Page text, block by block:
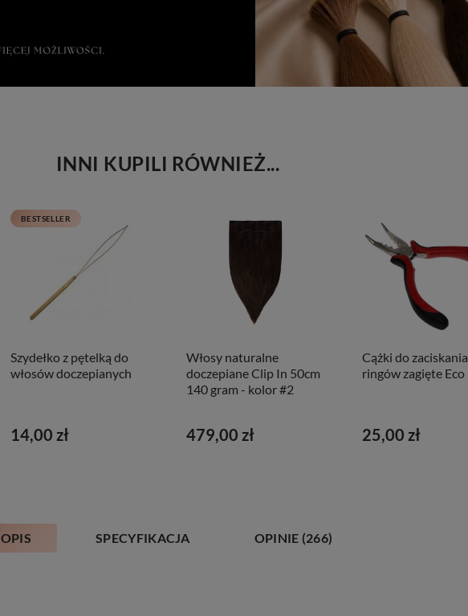
INNI KUPILI RÓWNIEŻ...
BESTSELLER
Szydełko z pętelką do
włosów doczepianych
14,00 zł
Włosy naturalne
doczepiane Clip In 50cm
140 gram - kolor #2
479,00 zł
Cążki do zaciskania
ringów zagięte Eco
25,00 zł
OPIS SPECYFIKACJA OPINIE (266)